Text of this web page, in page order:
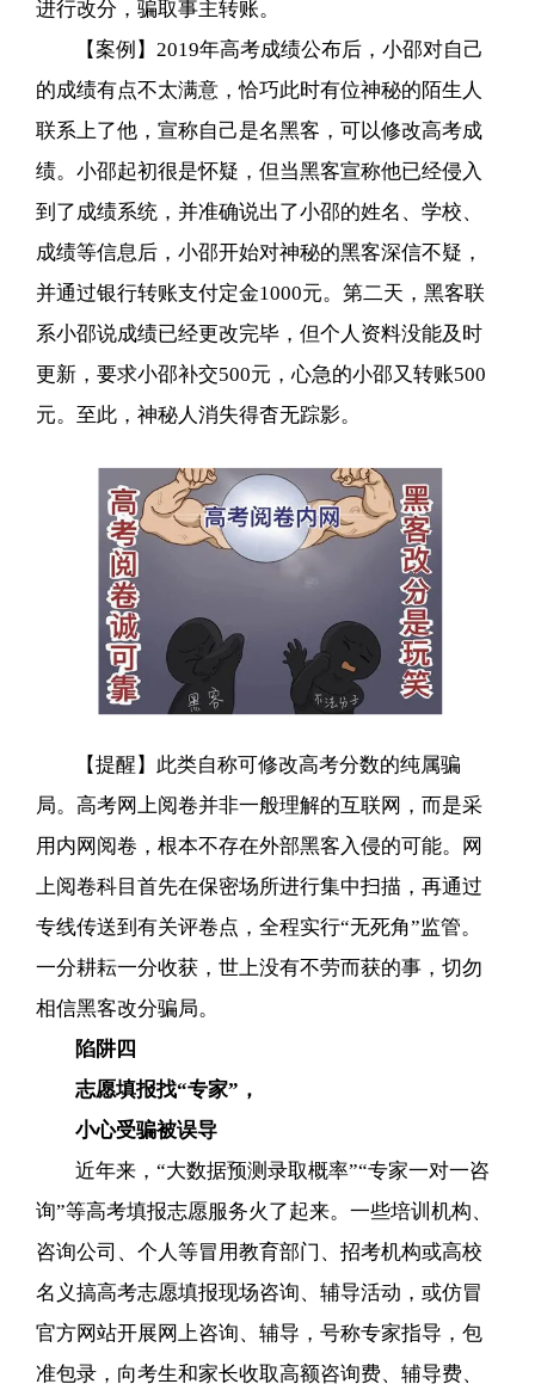
进行改分，骗取事主转账。
【案例】2019年高考成绩公布后，小邵对自己
的成绩有点不太满意，恰巧此时有位神秘的陌生人
联系上了他，宣称自己是名黑客，可以修改高考成
绩。小邵起初很是怀疑，但当黑客宣称他已经侵入
到了成绩系统，并准确说出了小邵的姓名、学校、
成绩等信息后，小邵开始对神秘的黑客深信不疑，
并通过银行转账支付定金1000元。第二天，黑客联
系小邵说成绩已经更改完毕，但个人资料没能及时
更新，要求小邵补交500元，心急的小邵又转账500
元。至此，神秘人消失得杳无踪影。
【提醒】此类自称可修改高考分数的纯属骗
局。高考网上阅卷并非一般理解的互联网，而是采
用内网阅卷，根本不存在外部黑客入侵的可能。网
上阅卷科目首先在保密场所进行集中扫描，再通过
专线传送到有关评卷点，全程实行“无死角”监管。
一分耕耘一分收获，世上没有不劳而获的事，切勿
相信黑客改分骗局。
陷阱四
志愿填报找“专家”，
小心受骗被误导
近年来，“大数据预测录取概率”“专家一对一咨
询”等高考填报志愿服务火了起来。一些培训机构、
咨询公司、个人等冒用教育部门、招考机构或高校
名义搞高考志愿填报现场咨询、辅导活动，或仿冒
官方网站开展网上咨询、辅导，号称专家指导，包
准包录，向考生和家长收取高额咨询费、辅导费、